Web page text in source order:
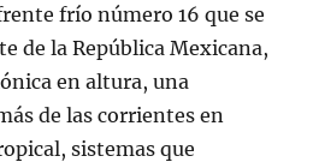
frío número 16 que se
de la República Mexicana,
en altura, una
de las corrientes en
sistemas que